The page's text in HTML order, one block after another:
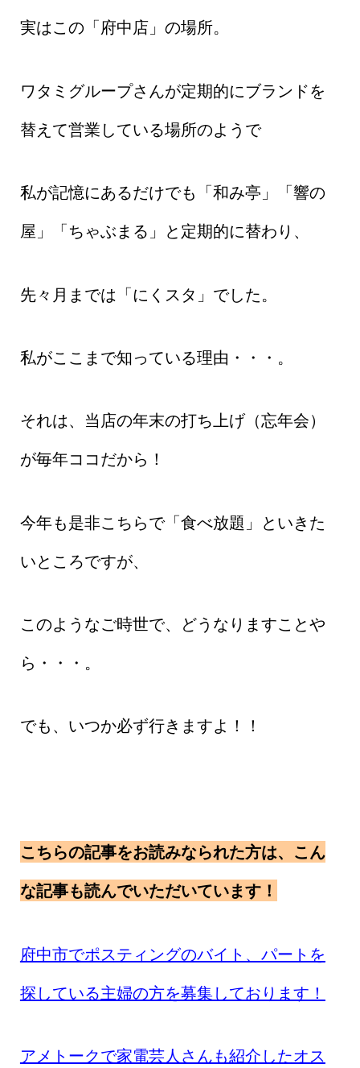
実はこの「府中店」の場所。
ワタミグループさんが定期的にブランドを
替えて営業している場所のようで
私が記憶にあるだけでも「和み亭」「響の
屋」「ちゃぶまる」と定期的に替わり、
先々月までは「にくスタ」でした。
私がここまで知っている理由・・・。
それは、当店の年末の打ち上げ（忘年会）
が毎年ココだから！
今年も是非こちらで「食べ放題」といきた
いところですが、
このようなご時世で、どうなりますことや
ら・・・。
でも、いつか必ず行きますよ！！
こちらの記事をお読みなられた方は、こん
な記事も読んでいただいています！
府中市でポスティングのバイト、パートを
探している主婦の方を募集しております！
アメトークで家電芸人さんも紹介したオス